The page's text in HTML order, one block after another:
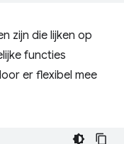
zijn die lijken op
functies
er flexibel mee